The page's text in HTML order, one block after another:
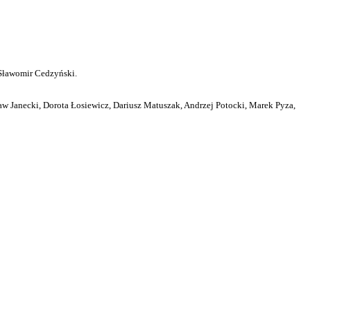
Cedzyński.
Janecki, Dorota Łosiewicz, Dariusz Matuszak, Andrzej Potocki, Marek Pyza,